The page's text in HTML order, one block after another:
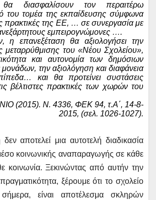
διασφαλίσουν τον περαιτέρω
του τομέα της εκπαίδευσης σύμφωνα
πρακτικές της ΕΕ, … σε συνεργασία με
εμπειρογνώμονες ….
η επανεξέταση θα αξιολογήσει την
μεταρρύθμισης του «Νέου Σχολείου»,
και αυτονομία των δημόσιων
μονάδων, την αξιολόγηση και διαφάνεια
και θα προτείνει συστάσεις
βέλτιστες πρακτικές των χωρών του
(2015). Ν. 4336, ΦΕΚ 94, τ.Α΄, 14-8-
2015, (σελ. 1026-1027).
αποτελεί μια αυτοτελή διαδικασία
κοινωνικής αναπαραγωγής σε κάθε
κοινωνία. Ξεκινώντας από αυτήν την
ξέρουμε ότι το σχολείο
είναι αποτέλεσμα σκληρών